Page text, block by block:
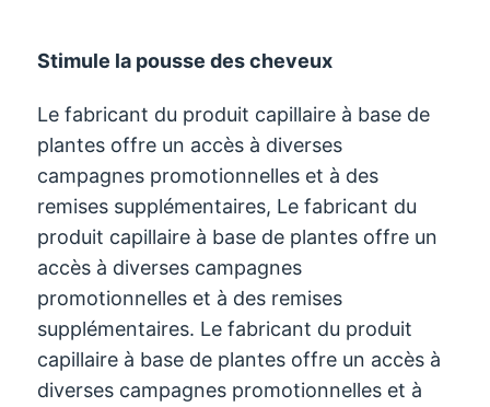
Stimule la pousse des cheveux
Le fabricant du produit capillaire à base de
plantes offre un accès à diverses
campagnes promotionnelles et à des
remises supplémentaires, Le fabricant du
produit capillaire à base de plantes offre un
accès à diverses campagnes
promotionnelles et à des remises
supplémentaires. Le fabricant du produit
capillaire à base de plantes offre un accès à
diverses campagnes promotionnelles et à